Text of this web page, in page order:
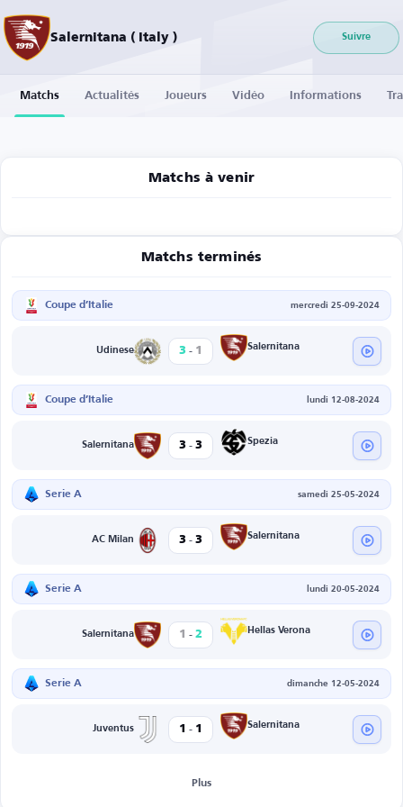
Salernitana ( Italy ) Suivre
Matchs Actualités Joueurs Vidéo Informations
Matchs à venir
Matchs terminés
Coupe d’Italie mercredi 25-09-2024
Udinese 3 - 1 Salernitana
Coupe d’Italie lundi 12-08-2024
Salernitana 3 - 3 Spezia
Serie A samedi 25-05-2024
AC Milan 3 - 3 Salernitana
Serie A lundi 20-05-2024
Salernitana 1 - 2 Hellas Verona
Serie A dimanche 12-05-2024
Juventus 1 - 1 Salernitana
Plus